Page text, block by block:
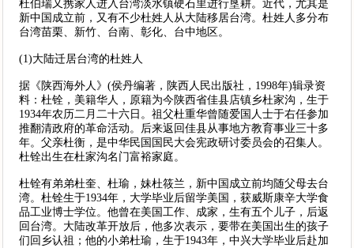
杜伯瑞又携家人进入台湾淡水镇硬石里进行垦耕。近代，尤其是
新中国成立前，又有不少杜姓人从大陆移居台湾。杜姓人多分布
台湾苗栗、新竹、台南、彰化、台中地区。
(1)大陆迁居台湾的杜姓人
据《陕西海外人》(侯丹编著，陕西人民出版社，1998年)辑录资
料：杜铨，美籍华人，原籍为今陕西省佳县店镇乡杜家沟，生于
1934年农历二月二十六日。祖父杜重华曾随爱国人士于右任参加
推翻清政府的革命活动。后来返回佳县从事地方教育事业三十多
年。父亲杜衡，是中华民国国民大会宪政研讨委员会的召集人。
杜铨出生在杜家沟名门富裕家庭。
杜铨有弟弟杜奎、杜瑜，妹杜筱兰，新中国成立前均随父母去台
湾。杜铨生于1934年，大学毕业后留学美国，获威斯康辛大学食
品工业博士学位。他曾在美国工作、成家，生有五个儿子，后返
回台湾。大陆改革开放后，他多次表示，要带在美国出生的孩子
们回乡认祖；他的小弟杜瑜，生于1943年，中兴大学毕业后赴加